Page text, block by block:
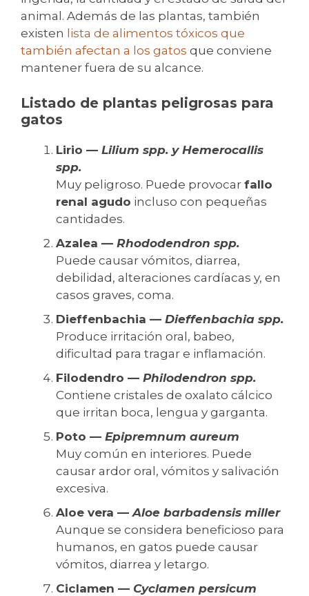
animal. Además de las plantas, también
existen lista de alimentos tóxicos que
también afectan a los gatos que conviene
mantener fuera de su alcance.
Listado de plantas peligrosas para
gatos
Lirio — Lilium spp. y Hemerocallis
spp.
Muy peligroso. Puede provocar fallo
renal agudo incluso con pequeñas
cantidades.
Azalea — Rhododendron spp.
Puede causar vómitos, diarrea,
debilidad, alteraciones cardíacas y, en
casos graves, coma.
Dieffenbachia — Dieffenbachia spp.
Produce irritación oral, babeo,
dificultad para tragar e inflamación.
Filodendro — Philodendron spp.
Contiene cristales de oxalato cálcico
que irritan boca, lengua y garganta.
Poto — Epipremnum aureum
Muy común en interiores. Puede
causar ardor oral, vómitos y salivación
excesiva.
Aloe vera —Aloe barbadensis miller
Aunque se considera beneficioso para
humanos, en gatos puede causar
vómitos, diarrea y letargo.
Ciclamen — Cyclamen persicum